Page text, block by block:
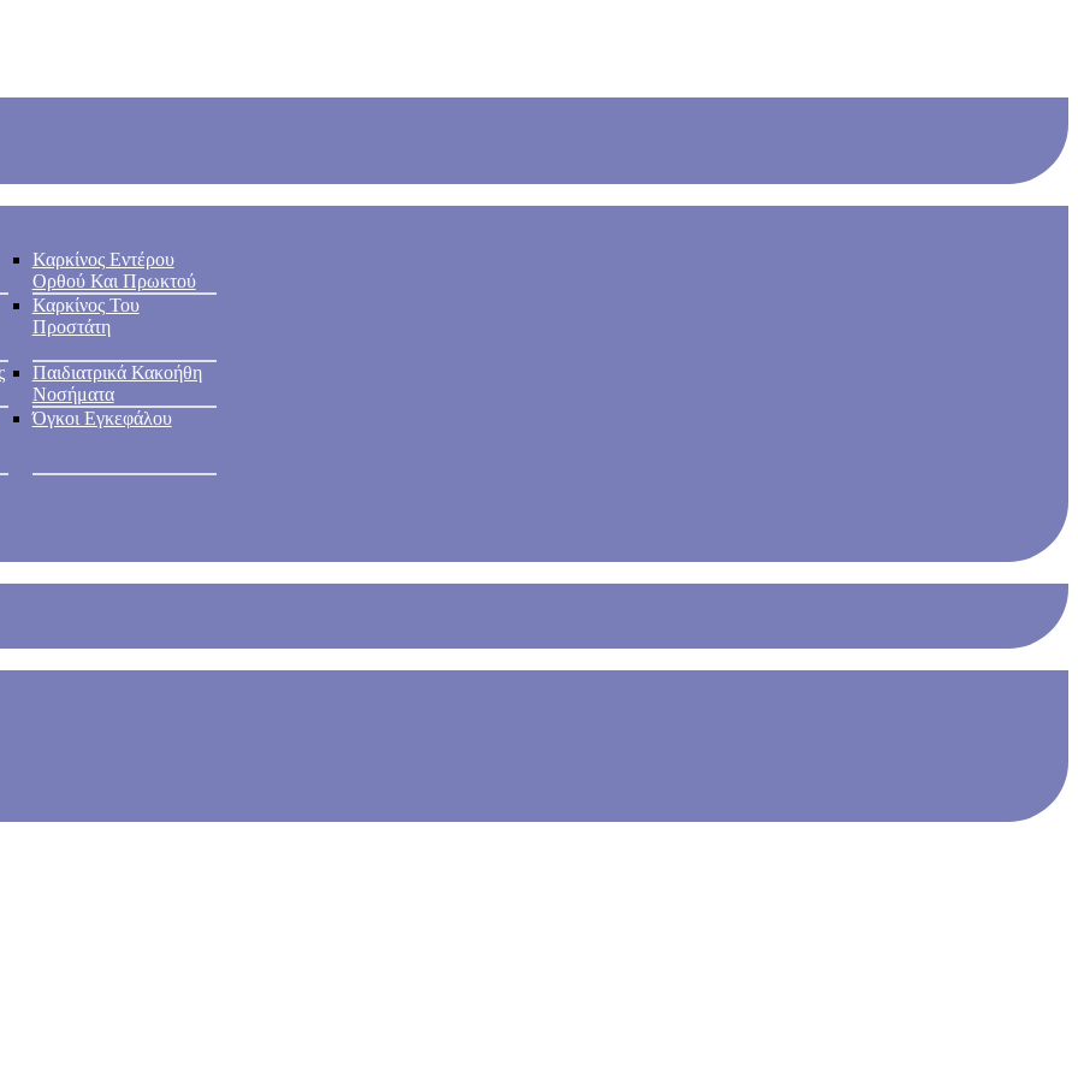
Καρκίνος Εντέρου
Ορθού Και Πρωκτού
Καρκίνος Του
Προστάτη
Παιδιατρικά Κακοήθη
Νοσήματα
Όγκοι Εγκεφάλου